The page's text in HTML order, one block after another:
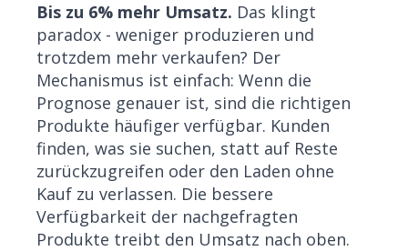
Bis zu 6% mehr Umsatz. Das klingt
paradox - weniger produzieren und
trotzdem mehr verkaufen? Der
Mechanismus ist einfach: Wenn die
Prognose genauer ist, sind die richtigen
Produkte häufiger verfügbar. Kunden
finden, was sie suchen, statt auf Reste
zurückzugreifen oder den Laden ohne
Kauf zu verlassen. Die bessere
Verfügbarkeit der nachgefragten
Produkte treibt den Umsatz nach oben.